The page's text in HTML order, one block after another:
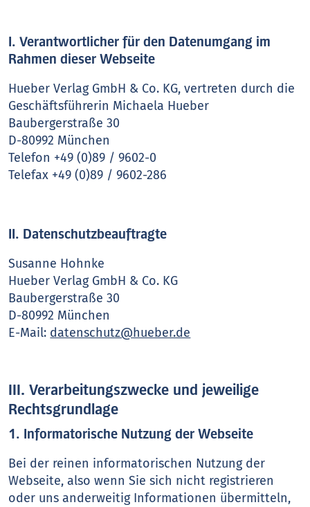
I. Verantwortlicher für den Datenumgang im
Rahmen dieser Webseite
Hueber Verlag GmbH & Co. KG, vertreten durch die
Geschäftsführerin Michaela Hueber
Baubergerstraße 30
D-80992 München
Telefon +49 (0)89 / 9602-0
Telefax +49 (0)89 / 9602-286
II. Datenschutzbeauftragte
Susanne Hohnke
Hueber Verlag GmbH & Co. KG
Baubergerstraße 30
D-80992 München
E-Mail: datenschutz@hueber.de
III. Verarbeitungszwecke und jeweilige
Rechtsgrundlage
1. Informatorische Nutzung der Webseite
Bei der reinen informatorischen Nutzung der
Webseite, also wenn Sie sich nicht registrieren
oder uns anderweitig Informationen übermitteln,